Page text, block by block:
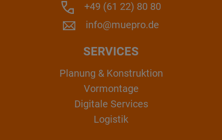
+49 (61 22) 80 80
info@muepro.de
SERVICES
Planung & Konstruktion
Vormontage
Digitale Services
Logistik